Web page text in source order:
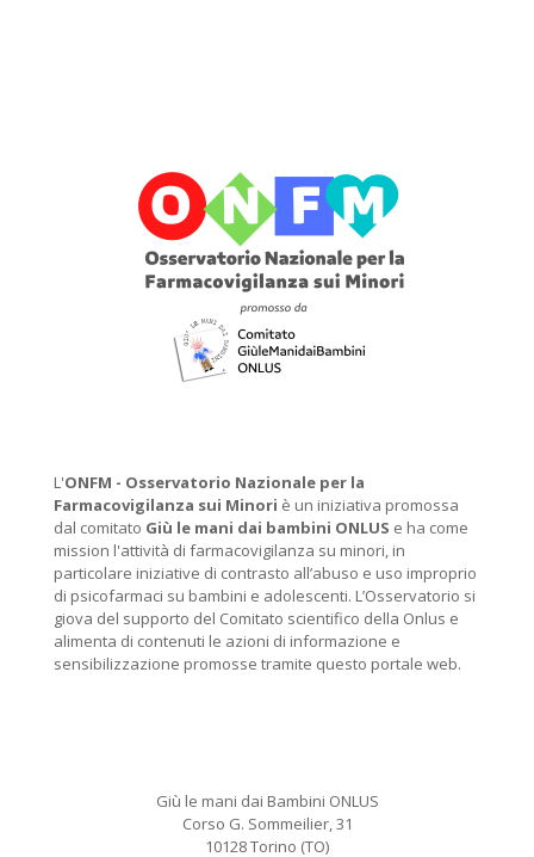
L'ONFM - Osservatorio Nazionale per la
Farmacovigilanza sui Minori è un iniziativa promossa
dal comitato Giù le mani dai bambini ONLUS e ha come
mission l'attività di farmacovigilanza su minori, in
particolare iniziative di contrasto all’abuso e uso improprio
di psicofarmaci su bambini e adolescenti. L’Osservatorio si
giova del supporto del Comitato scientifico della Onlus e
alimenta di contenuti le azioni di informazione e
sensibilizzazione promosse tramite questo portale web.
Giù le mani dai Bambini ONLUS
Corso G. Sommeilier, 31
10128 Torino (TO)